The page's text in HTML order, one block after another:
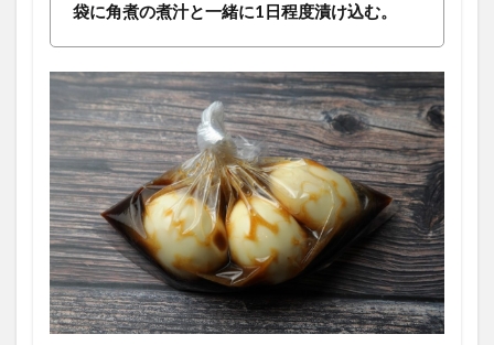
袋に角煮の煮汁と一緒に1日程度漬け込む。